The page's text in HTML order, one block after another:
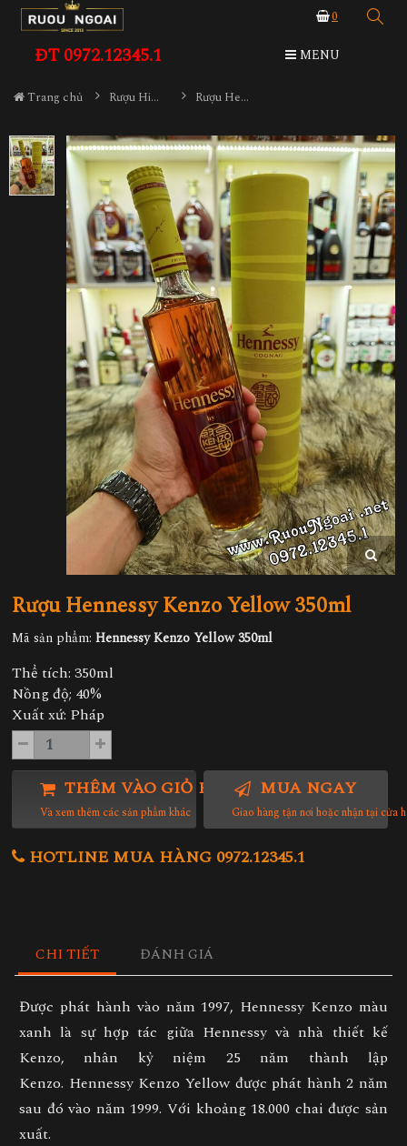
0
ĐT 0972.12345.1 MENU
Trang chủ Rượu Hiếm - Cũ Rượu Hennessy Kenzo Yellow 350ml
Rượu Hennessy Kenzo Yellow 350ml
Mã sản phẩm: Hennessy Kenzo Yellow 350ml
Thể tích: 350ml
Nồng độ; 40%
Xuất xứ: Pháp
THÊM VÀO GIỎ HÀNG
Và xem thêm các sản phẩm khác
MUA NGAY
Giao hàng tận nơi hoặc nhận tại cửa
HOTLINE MUA HÀNG 0972.12345.1
CHI TIẾT ĐÁNH GIÁ
Được phát hành vào năm 1997, Hennessy Kenzo màu
xanh là sự hợp tác giữa Hennessy và nhà thiết kế
Kenzo, nhân kỷ niệm 25 năm thành lập
Kenzo. Hennessy Kenzo Yellow được phát hành 2 năm
sau đó vào năm 1999. Với khoảng 18.000 chai được sản
xuất.